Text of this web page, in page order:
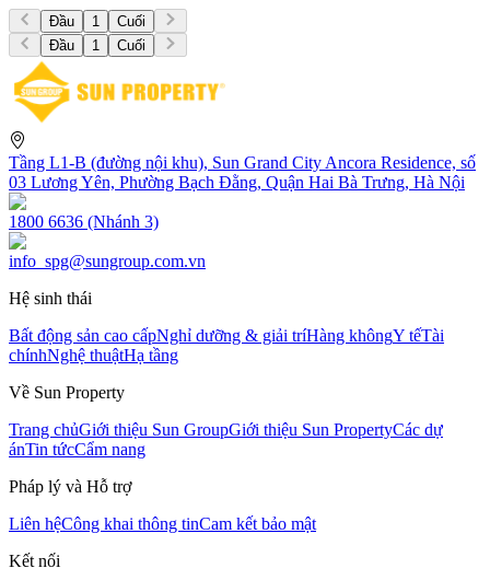
Đầu 1
Cuối
Đầu
1 Cuối
Tầng L1-B (đường nội khu), Sun Grand City Ancora Residence, số
03 Lương Yên, Phường Bạch Đằng, Quận Hai Bà Trưng, Hà Nội
1800 6636 (Nhánh 3)
info_spg@sungroup.com.vn
Hệ sinh thái
Bất động sản cao cấpNghỉ dưỡng & giải tríHàng khôngY tếTài
chínhNghệ thuậtHạ tầng
Về Sun Property
Trang chủGiới thiệu Sun GroupGiới thiệu Sun PropertyCác dự
ánTin tứcCẩm nang
Pháp lý và Hỗ trợ
Liên hệCông khai thông tinCam kết bảo mật
Kết nối